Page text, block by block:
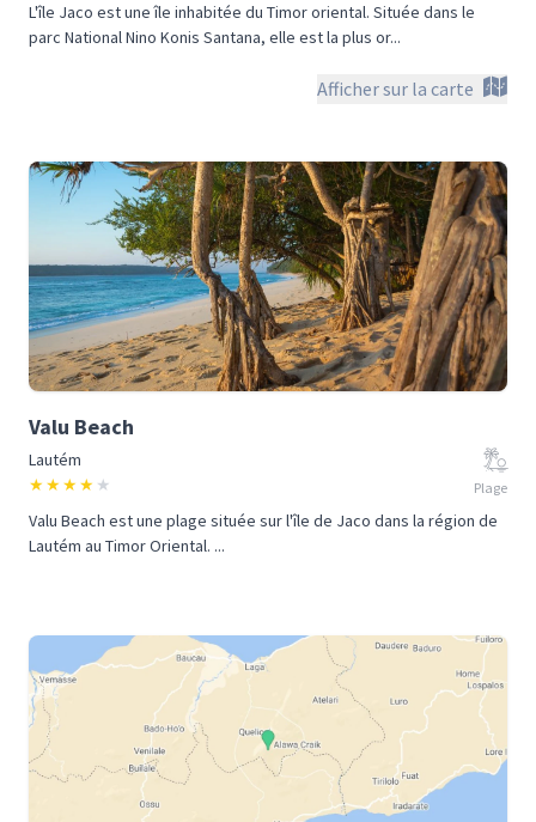
L'île Jaco est une île inhabitée du Timor oriental. Située dans le
parc National Nino Konis Santana, elle est la plus or...
Afficher sur la carte
Valu Beach
Lautém
★★★★ ★ Plage
Valu Beach est une plage située sur l'île de Jaco dans la région de
Lautém au Timor Oriental. ...